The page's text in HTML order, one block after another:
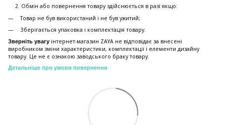
Обмiн або повернення товару здійснюється в разі якщо:
Товар не був використаний і не був ужитий;
Зберiгається упаковка і комплектація товару.
Зверніть увагу інтернет-магазин ZAYA не відповідає за внесені
виробником зміни характеристики, комплектації і елементи дизайну
товару. Це не є ознакою заводського браку товару.
Детальніше про умови повернення